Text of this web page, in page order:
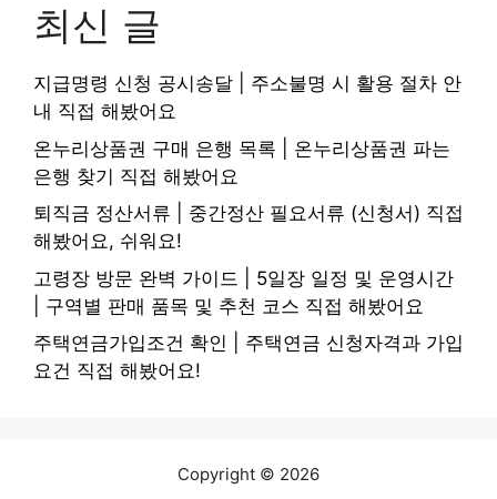
최신 글
지급명령 신청 공시송달 | 주소불명 시 활용 절차 안
내 직접 해봤어요
온누리상품권 구매 은행 목록 | 온누리상품권 파는
은행 찾기 직접 해봤어요
퇴직금 정산서류 | 중간정산 필요서류 (신청서) 직접
해봤어요, 쉬워요!
고령장 방문 완벽 가이드 | 5일장 일정 및 운영시간
| 구역별 판매 품목 및 추천 코스 직접 해봤어요
주택연금가입조건 확인 | 주택연금 신청자격과 가입
요건 직접 해봤어요!
Copyright © 2026